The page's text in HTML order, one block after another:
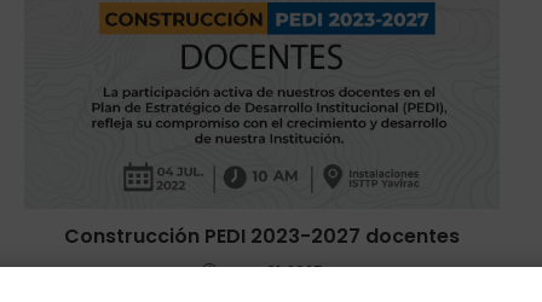
Construcción PEDI 2023-2027 docentes
enero 31, 2025